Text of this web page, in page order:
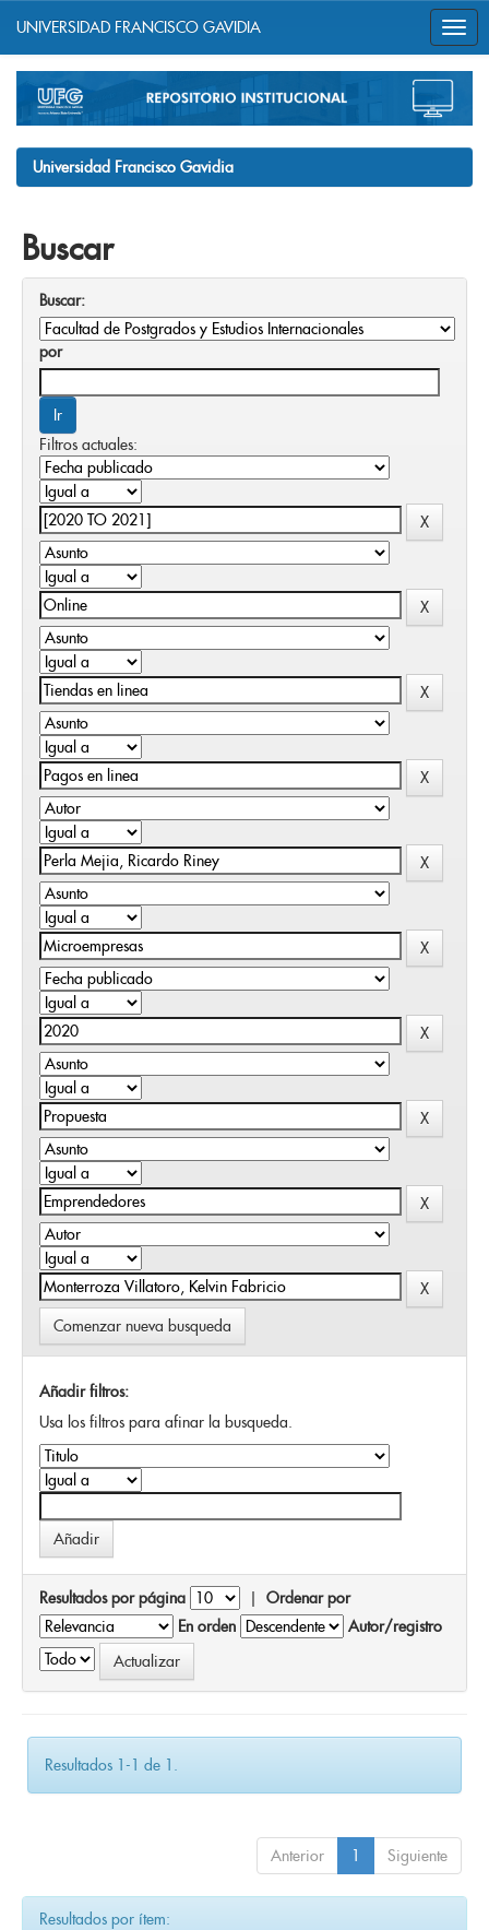
navigation
UNIVERSIDAD FRANCISCO GAVIDIA
Universidad Francisco Gavidia
Buscar
Buscar:
por
Filtros actuales:
Comenzar nueva busqueda
Añadir filtros:
Usa los filtros para afinar la busqueda.
Resultados por página | Ordenar por
En orden
Autor/registro
Resultados 1-1 de 1.
Anterior 1 Siguiente
Resultados por ítem: